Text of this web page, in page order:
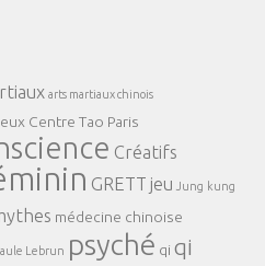
arts martiaux chinois
Centre Tao Paris
Créatifs
GRETT jeu Jung kung
médecine chinoise
Lebrun psyché qi qi